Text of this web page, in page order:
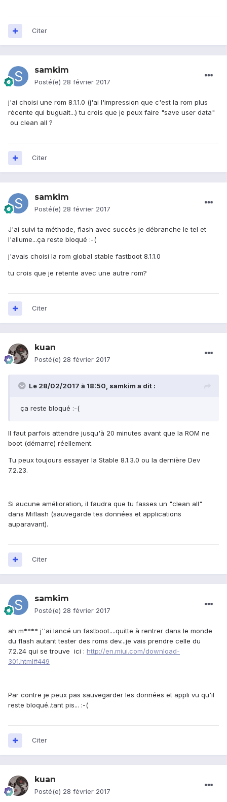
Citer
samkim
Posté(e) 28 février 2017
j'ai choisi une rom 8.1.1.0 (j'ai l'impression que c'est la rom plus
récente qui buguait...) tu crois que je peux faire "save user data"
ou clean all ?
Citer
samkim
Posté(e) 28 février 2017
J'ai suivi ta méthode, flash avec succès je débranche le tel et
l'allume...ça reste bloqué :-(
j'avais choisi la rom global stable fastboot 8.1.1.0
tu crois que je retente avec une autre rom?
Citer
kuan
Posté(e) 28 février 2017
Le 28/02/2017 à 18:50, samkim a dit :
ça reste bloqué :-(
Il faut parfois attendre jusqu'à 20 minutes avant que la ROM ne
boot (démarre) réellement.
Tu peux toujours essayer la Stable 8.1.3.0 ou la dernière Dev
7.2.23.
Si aucune amélioration, il faudra que tu fasses un "clean all"
dans Miflash (sauvegarde tes données et applications
auparavant).
Citer
samkim
Posté(e) 28 février 2017
ah m**** j''ai lancé un fastboot....quitte à rentrer dans le monde
du flash autant tester des roms dev...je vais prendre celle du
7.2.24 qui se trouve ici : http://en.miui.com/download-
301.html#449
Par contre je peux pas sauvegarder les données et appli vu qu'il
reste bloqué..tant pis... :-(
Citer
kuan
Posté(e) 28 février 2017